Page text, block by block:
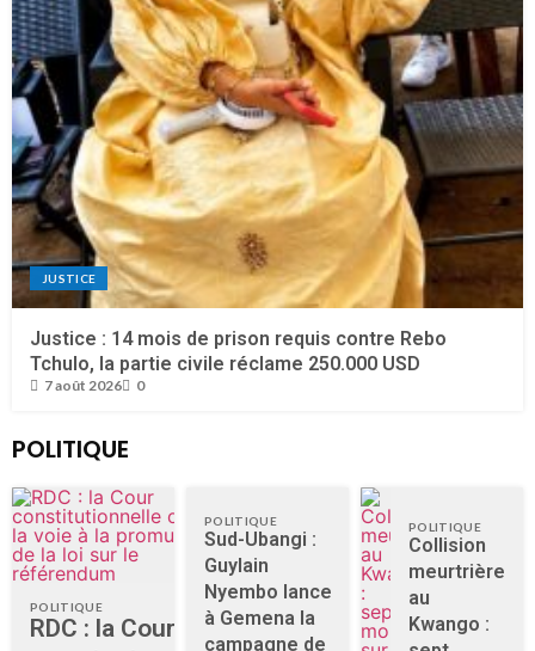
JUSTICE
Justice : 14 mois de prison requis contre Rebo
Tchulo, la partie civile réclame 250.000 USD
7 août 2026 0
POLITIQUE
POLITIQUE
RDC : la Cour
POLITIQUE
Sud-Ubangi :
Guylain
Nyembo lance
à Gemena la
campagne de
POLITIQUE
Collision
meurtrière
au
Kwango :